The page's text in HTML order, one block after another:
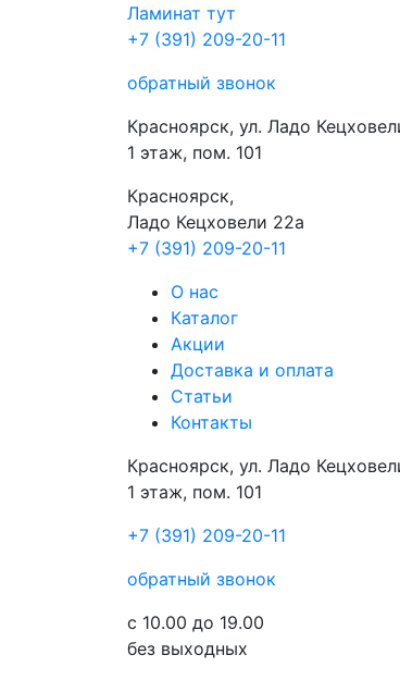
Ламинат тут
+7 (391) 209-20-11
обратный звонок
Красноярск, ул. Ладо
1 этаж, пом. 101
Красноярск,
Ладо Кецховели 22a
+7 (391) 209-20-11
О нас
Каталог
Акции
Доставка и оплата
Cтатьи
Контакты
Красноярск, ул. Ладо
1 этаж, пом. 101
+7 (391) 209-20-11
обратный звонок
с 10.00 до 19.00
без выходных